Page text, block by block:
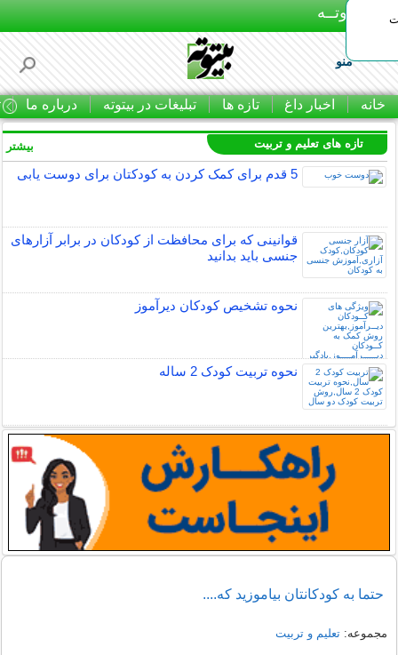
بـیتوتــه
منو
خانه اخبار داغ تازه ها تبلیغات در بیتوته درباره ما
تازه های تعلیم و تربیت
5 قدم برای کمک کردن به کودکتان برای دوست یابی
قوانینی که برای محافظت از کودکان در برابر آزارهای
جنسی باید بدانید
نحوه تشخیص کودکان دیرآموز
نحوه تربیت کودک 2 ساله
بیشتر
حتما به کودکانتان بیاموزید که....
مجموعه:تعلیم و تربیت